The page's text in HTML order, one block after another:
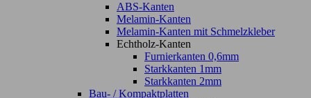
ABS-Kanten
Melamin-Kanten
Melamin-Kanten mit Schmelzkleber
Echtholz-Kanten
Furnierkanten 0,6mm
Starkkanten 1mm
Starkkanten 2mm
Bau- / Kompaktplatten